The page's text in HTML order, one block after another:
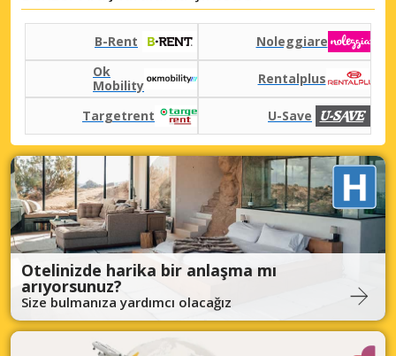
B-Rent
Noleggiare
Ok
Mobility
Rentalplus
Targetrent U-Save
Otelinizde harika bir anlaşma mı
arıyorsunuz?
Size bulmanıza yardımcı olacağız